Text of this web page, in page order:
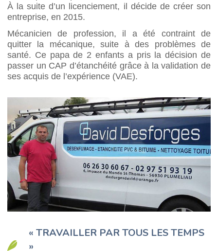
À la suite d’un licenciement, il décide de créer son
entreprise, en 2015.
Mécanicien de profession, il a été contraint de
quitter la mécanique, suite à des problèmes de
santé. Ce papa de 2 enfants a pris la décision de
passer un CAP d’étanchéité grâce à la validation de
ses acquis de l’expérience (VAE).
« TRAVAILLER PAR TOUS LES TEMPS
»